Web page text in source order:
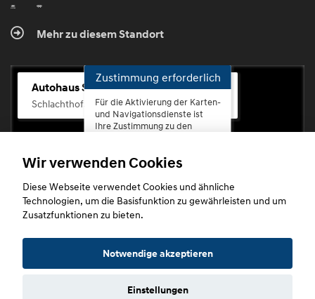
Mehr zu diesem Standort
Autohaus Scherhag
Schlachthofstr. 68, 56073 Koblenz-Rauental
Zustimmung erforderlich
Für die Aktivierung der Karten-
und Navigationsdienste ist
Ihre Zustimmung zu den
erforderlich.
Zustimmen
Copyright © 2026. Autohaus Scherhag
Wir verwenden Cookies
Diese Webseite verwendet Cookies und ähnliche
Technologien, um die Basisfunktion zu gewährleisten und um
Zusatzfunktionen zu bieten.
Notwendige akzeptieren
Einstellungen